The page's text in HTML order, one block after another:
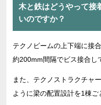
木と鉄はどうやって接
いのですか？
テクノビームの上下端に接
約200mm間隔でビス接合し
また、テクノストラクチャ
ように梁の配置設計を1棟ご